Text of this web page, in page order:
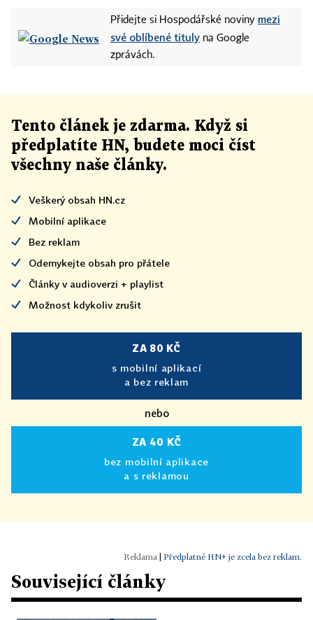
Přidejte si Hospodářské noviny mezi
své oblíbené tituly na Google
zprávách.
Tento článek je zdarma. Když si
předplatíte HN, budete moci číst
všechny naše články.
Veškerý obsah HN.cz
Mobilní aplikace
Bez reklam
Odemykejte obsah pro přátele
Články v audioverzi + playlist
Možnost kdykoliv zrušit
ZA 80 KČ
s mobilní aplikací
a bez reklam
nebo
ZA 40 KČ
bez mobilní aplikace
a s reklamou
| Předplatné HN+ je zcela bez reklam.
Související články